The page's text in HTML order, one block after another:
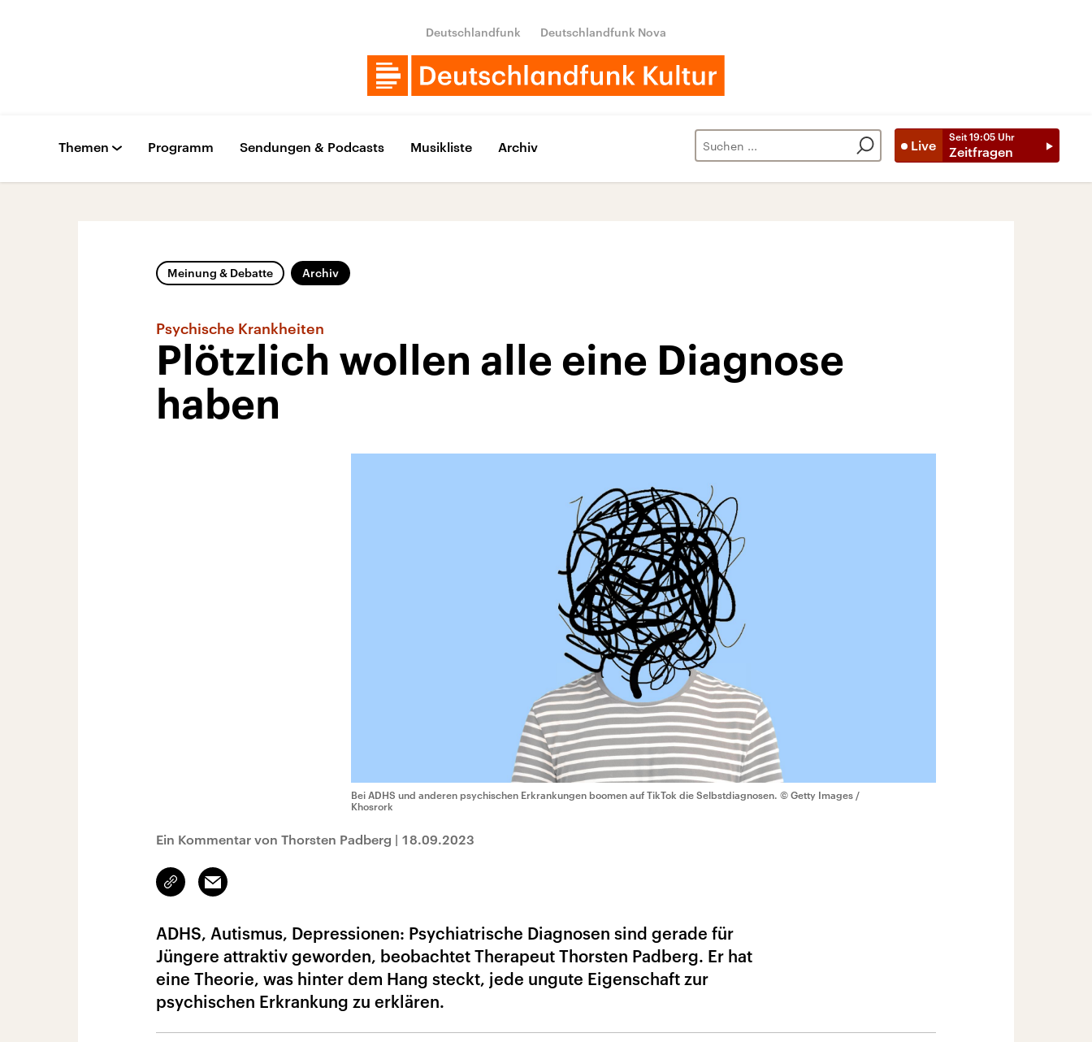
Deutschlandfunk Deutschlandfunk Nova
Live
Seit 19:05 Uhr
Zeitfragen
Themen Programm Sendungen & Podcasts Musikliste Archiv
Meinung & Debatte Archiv
Psychische Krankheiten
Plötzlich wollen alle eine Diagnose
haben
Bei ADHS und anderen psychischen Erkrankungen boomen auf TikTok die Selbstdiagnosen. © Getty Images /
Khosrork
Ein Kommentar von Thorsten Padberg | 18.09.2023
Link
kopieren/teilen
Email
ADHS, Autismus, Depressionen: Psychiatrische Diagnosen sind gerade für
Jüngere attraktiv geworden, beobachtet Therapeut Thorsten Padberg. Er hat
eine Theorie, was hinter dem Hang steckt, jede ungute Eigenschaft zur
psychischen Erkrankung zu erklären.